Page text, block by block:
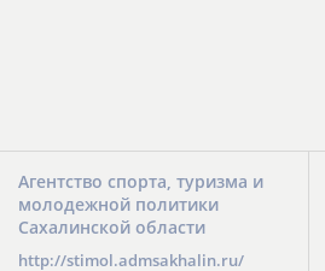
Агентство спорта, туризма и
молодежной политики
Сахалинской области
http://stimol.admsakhalin.ru/